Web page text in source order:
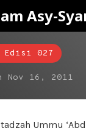
Asy-
Edisi 027
Nov 16, 2011
Ummu